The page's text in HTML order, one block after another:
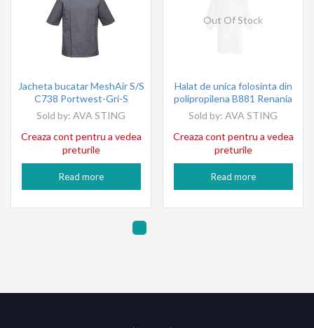
Jacheta bucatar MeshAir S/S
C738 Portwest-Gri-S
Sold by: AVA STING
Creaza cont pentru a vedea
preturile
Read more
Out Of Stock
Halat de unica folosinta din
polipropilena B881 Renania
Sold by: AVA STING
Creaza cont pentru a vedea
preturile
Read more